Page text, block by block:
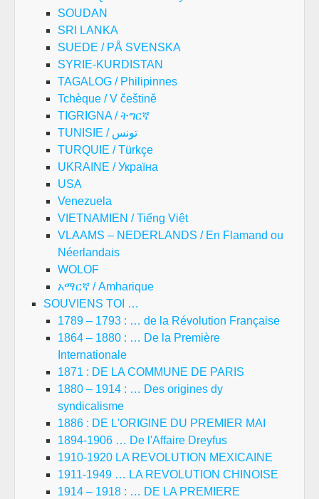
SOUDAN
SRI LANKA
SUEDE / PÅ SVENSKA
SYRIE-KURDISTAN
TAGALOG / Philipinnes
Tchèque / V češtině
TIGRIGNA / ትግርኛ
TUNISIE / تونس
TURQUIE / Türkçe
UKRAINE / Україна
USA
Venezuela
VIETNAMIEN / Tiếng Việt
VLAAMS – NEDERLANDS / En Flamand ou
Néerlandais
WOLOF
አማርኛ / Amharique
SOUVIENS TOI …
1789 – 1793 : … de la Révolution Française
1864 – 1880 : … De la Première
Internationale
1871 : DE LA COMMUNE DE PARIS
1880 – 1914 : … Des origines dy
syndicalisme
1886 : DE L'ORIGINE DU PREMIER MAI
1894-1906 … De l'Affaire Dreyfus
1910-1920 LA REVOLUTION MEXICAINE
1911-1949 … LA REVOLUTION CHINOISE
1914 – 1918 : … DE LA PREMIERE